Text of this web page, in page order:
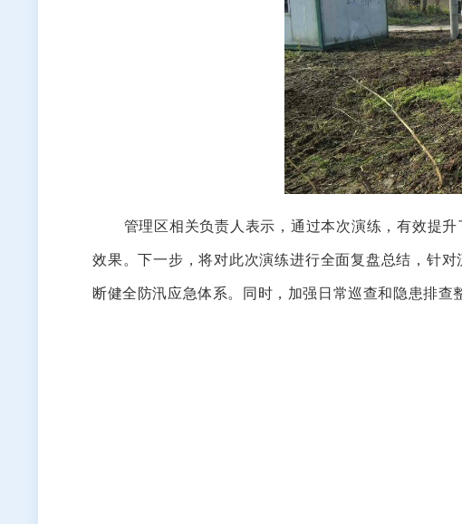
管理区相关负责人表示，通过本次演练，有效提升
效果。下一步，将对此次演练进行全面复盘总结，针
断健全防汛应急体系。同时，加强日常巡查和隐患排